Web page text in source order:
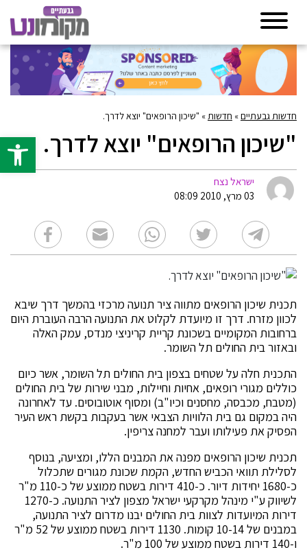
פתח
חדשות גבעתיים» חדשות » "שיכון הרופאים" יוצא לדרך.
"שיכון הרופאים" יוצא לדרך.
ישראל נצח
03 מרץ, 2010 08:09
תכנית שיכון הרופאים מתווה ציר תנועה מרכזי בהמשך דרך שיבא
לכוון מזרח. דרך זו מיועדת לקלוט את התנועה הרבה העוברת היום
ברחובות המקומיים בשכונת קריית קריניצי מנדס, עמק האלה
ובאזור בית החולים תל השומר.
התכנית חלה על שטחים בצפון בית החולים תל השומר, אשר כיום
כוללים מגורי רופאים, אחיות וחיילות, מבני שירות של בית החולים
(מטבח, מכבסה, מחסנים וכיו"ב) ומסוף אוטובוסים. עד לאחרונה
היה במקום גם בית הלוויות הצבאי אשר בעקבות בקשת ראש העיר
הפסיק את פעילותו ועבר למחנה צריפין.
תכנית שיכון הרופאים מפנה את המבנים הללו, ומציעה, בנוסף
לסלילת תוואי הכביש החדש, הקמת שכונת מגורים שתכלול
כ-1680 יחידות דיור. כ-410 דירות בשטח ממוצע של כ-110 מ"ר
לשיווק ע"י מינהל מקרקעי ישראל מצפון לציר התנועה. כ-1270
דירות המיועדות לצוות בית החולים יבנו מדרום לציר התנועה,
במבנים של 10-14 קומות. 1130 דירות בשטח ממוצע של 52 מ"ר
ו-140 דירות בשטח ממוצע של 100 מ"ר.